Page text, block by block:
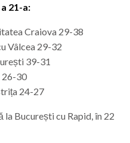
21-a:
Craiova 29-38
Vâlcea 29-32
39-31
26-30
24-27
la București cu Rapid, în 22